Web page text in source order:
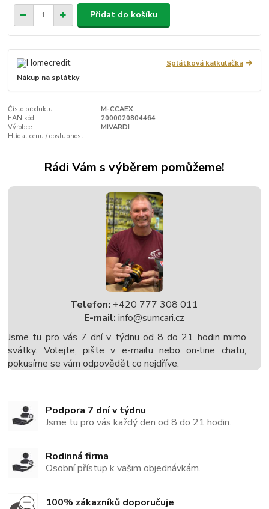
Přidat do košíku
Splátková kalkulačka
Nákup na splátky
Číslo produktu:
M-CCAEX
EAN kód:
2000020804464
Výrobce:
MIVARDI
Hlídat cenu / dostupnost
Rádi Vám s výběrem pomůžeme!
Telefon: +420 777 308 011
E-mail: info@sumcari.cz
Jsme tu pro vás 7 dní v týdnu od 8 do 21 hodin mimo
svátky. Volejte, pište v e-mailu nebo on-line chatu,
pokusíme se vám odpovědět co nejdříve.
Podpora 7 dní v týdnu
Jsme tu pro vás každý den od 8 do 21 hodin.
Rodinná firma
Osobní přístup k vašim objednávkám.
100% zákazníků doporučuje